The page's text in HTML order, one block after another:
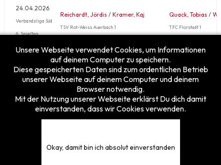
24.04.2026
Verbandsliga Süd
6. Spieltag
Reichardt, Jördis / Kramer, Kaj
TSV Rot-Weiss Auerbach 1
Quack, Tobias /
TFC Florstadt 1
Mehr …
Besucherzähler
Heute
15
Diesen Monat
212
Unsere Webseite verwendet Cookies, um Informationen
auf deinem Computer zu speichern.
Diese gespeicherten Daten sind zum ordentlichen Betrieb
unserer Webseite auf deinem Computer und deinem
Browser notwendig.
Mit der Nutzung unserer Webseite erklärst Du dich damit
einverstanden, dass wir Cookies verwenden.
Okay, damit bin ich absolut einverstanden